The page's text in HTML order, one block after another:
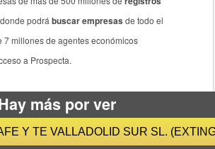
podrábuscar empresas de todo el
7 millones de agentes económicos
a Prospecta.
más por ver
Y TE VALLADOLID SUR SL.